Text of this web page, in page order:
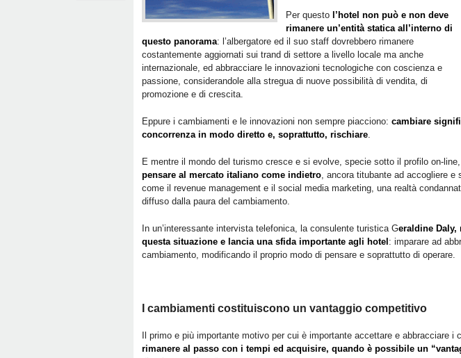
Per questo l’hotel non può e non deve
rimanere un’entità statica all’interno di
questo panorama: l’albergatore ed il suo staff dovrebbero rimanere
costantemente aggiornati sui trand di settore a livello locale ma anche
internazionale, ed abbracciare le innovazioni tecnologiche con coscienza e
passione, considerandole alla stregua di nuove possibilità di vendita, di
promozione e di crescita.
Eppure i cambiamenti e le innovazioni non sempre piacciono: cambiare
concorrenza in modo diretto e, soprattutto, rischiare.
E mentre il mondo del turismo cresce e si evolve, specie sotto il profilo on-line,
pensare al mercato italiano come indietro, ancora titubante ad accogliere e
come il revenue management e il social media marketing, una realtà
diffuso dalla paura del cambiamento.
In un’interessante intervista telefonica, la consulente turistica Geraldine Daly,
questa situazione e lancia una sfida importante agli hotel : imparare ad
cambiamento, modificando il proprio modo di pensare e soprattutto di operare.
I cambiamenti costituiscono un vantaggio competitivo
Il primo e più importante motivo per cui è importante accettare e abbracciare i
rimanere al passo con i tempi ed acquisire, quando è possibile un